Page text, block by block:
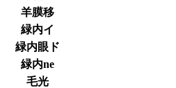
羊膜移
緑内イ
緑内眼ド
緑内ne
毛光